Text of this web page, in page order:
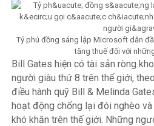
Tỷ phú đồng sáng lập Microsoft dẫn
tăng thuế đối với
Bill Gates hiện có tài sản ròng
người giàu thứ 8 trên thế giới,
điều hành quỹ Bill & Melinda
hoạt động chống lại đói nghèo
khó khăn trên thế giới. Những